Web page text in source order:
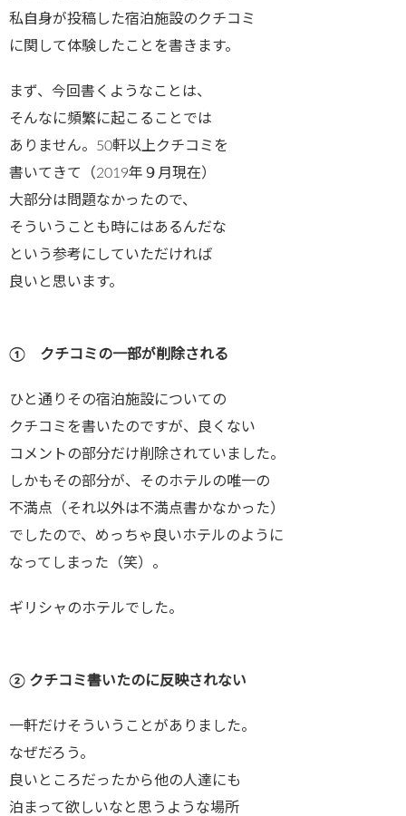
私自身が投稿した宿泊施設のクチコミ
に関して体験したことを書きます。
まず、今回書くようなことは、
そんなに頻繁に起こることでは
ありません。50軒以上クチコミを
書いてきて（2019年９月現在）
大部分は問題なかったので、
そういうことも時にはあるんだな
という参考にしていただければ
良いと思います。
① クチコミの一部が削除される
ひと通りその宿泊施設についての
クチコミを書いたのですが、良くない
コメントの部分だけ削除されていました。
しかもその部分が、そのホテルの唯一の
不満点（それ以外は不満点書かなかった）
でしたので、めっちゃ良いホテルのように
なってしまった（笑）。
ギリシャのホテルでした。
② クチコミ書いたのに反映されない
一軒だけそういうことがありました。
なぜだろう。
良いところだったから他の人達にも
泊まって欲しいなと思うような場所